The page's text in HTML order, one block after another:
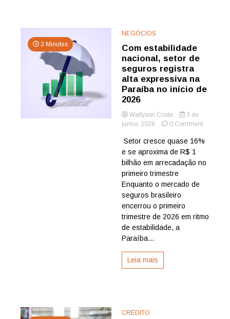
3 Minutes
NEGÓCIOS
Com estabilidade
nacional, setor de
seguros registra
alta expressiva na
Paraíba no início de
2026
Wallyson Costa
3 de
junho, 2026
0 Commenton
setor
na
Setor cresce quase 16%
e se aproxima de R$ 1
bilhão em arrecadação no
primeiro trimestre
Enquanto o mercado de
seguros brasileiro
encerrou o primeiro
trimestre de 2026 em ritmo
de estabilidade, a
Paraíba...
Leia mais
CRÉDITO